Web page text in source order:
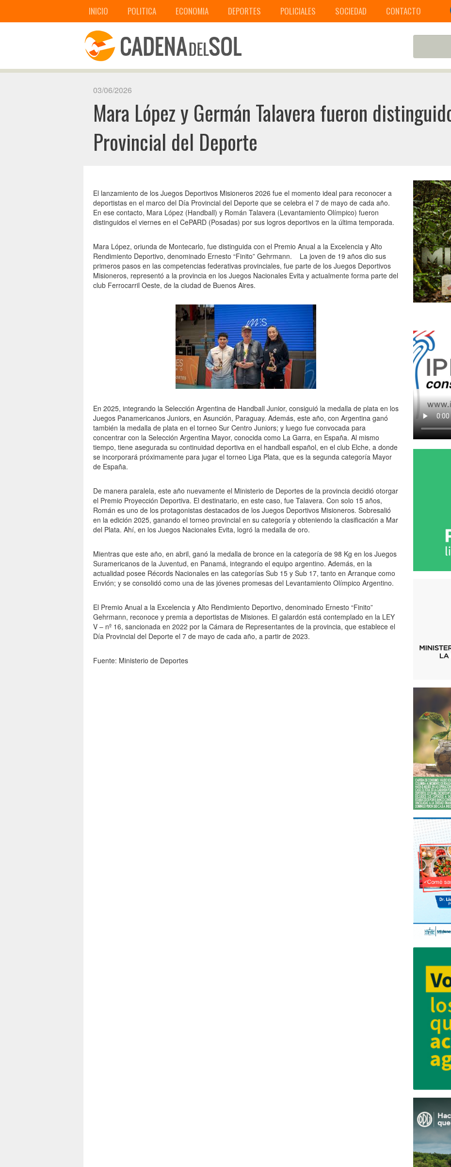
INICIO POLITICA ECONOMIA DEPORTES POLICIALES SOCIEDAD CONTACTO
03/06/2026
Mara López y Germán Talavera fueron
Provincial del Deporte
El lanzamiento de los Juegos Deportivos Misioneros 2026 fue el momento ideal para reconocer a
deportistas en el marco del Día Provincial del Deporte que se celebra el 7 de mayo de cada año.
En ese contacto, Mara López (Handball) y Román Talavera (Levantamiento Olímpico) fueron
distinguidos el viernes en el CePARD (Posadas) por sus logros deportivos en la última temporada.
Mara López, oriunda de Montecarlo, fue distinguida con el Premio Anual a la Excelencia y Alto
Rendimiento Deportivo, denominado Ernesto “Finito” Gehrmann. La joven de 19 años dio sus
primeros pasos en las competencias federativas provinciales, fue parte de los Juegos Deportivos
Misioneros, representó a la provincia en los Juegos Nacionales Evita y actualmente forma parte del
club Ferrocarril Oeste, de la ciudad de Buenos Aires.
En 2025, integrando la Selección Argentina de Handball Junior, consiguió la medalla de plata en los
Juegos Panamericanos Juniors, en Asunción, Paraguay. Además, este año, con Argentina ganó
también la medalla de plata en el torneo Sur Centro Juniors; y luego fue convocada para
concentrar con la Selección Argentina Mayor, conocida como La Garra, en España. Al mismo
tiempo, tiene asegurada su continuidad deportiva en el handball español, en el club Elche, a donde
se incorporará próximamente para jugar el torneo Liga Plata, que es la segunda categoría Mayor
de España.
De manera paralela, este año nuevamente el Ministerio de Deportes de la provincia decidió otorgar
el Premio Proyección Deportiva. El destinatario, en este caso, fue Talavera. Con solo 15 años,
Román es uno de los protagonistas destacados de los Juegos Deportivos Misioneros. Sobresalió
en la edición 2025, ganando el torneo provincial en su categoría y obteniendo la clasificación a Mar
del Plata. Ahí, en los Juegos Nacionales Evita, logró la medalla de oro.
Mientras que este año, en abril, ganó la medalla de bronce en la categoría de 98 Kg en los Juegos
Suramericanos de la Juventud, en Panamá, integrando el equipo argentino. Además, en la
actualidad posee Récords Nacionales en las categorías Sub 15 y Sub 17, tanto en Arranque como
Envión; y se consolidó como una de las jóvenes promesas del Levantamiento Olímpico Argentino.
El Premio Anual a la Excelencia y Alto Rendimiento Deportivo, denominado Ernesto “Finito”
Gehrmann, reconoce y premia a deportistas de Misiones. El galardón está contemplado en la LEY
V – nº 16, sancionada en 2022 por la Cámara de Representantes de la provincia, que establece el
Día Provincial del Deporte el 7 de mayo de cada año, a partir de 2023.
Fuente: Ministerio de Deportes